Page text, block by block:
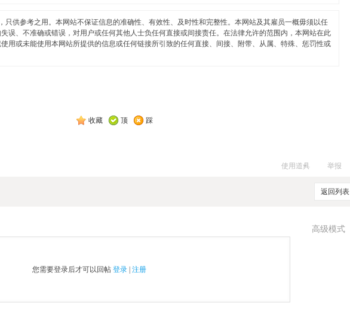
只供参考之用。本网站不保证信息的准确性、有效性、及时性和完整性。本网站及其雇员一概毋须以任
误、不准确或错误，对用户或任何其他人士负任何直接或间接责任。在法律允许的范围内，本网站在此
用或未能使用本网站所提供的信息或任何链接所引致的任何直接、间接、附带、从属、特殊、惩罚性或
收藏 顶 踩
使用道具 举报
返回列表
高级模式
您需要登录后才可以回帖 登录 | 注册